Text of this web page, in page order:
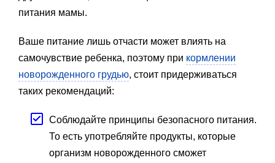
питания мамы.
Ваше питание лишь отчасти может влиять на
самочувствие ребенка, поэтому при кормлении
новорожденного грудью, стоит придерживаться
таких рекомендаций:
Соблюдайте принципы безопасного питания.
То есть употребляйте продукты, которые
организм новорожденного сможет